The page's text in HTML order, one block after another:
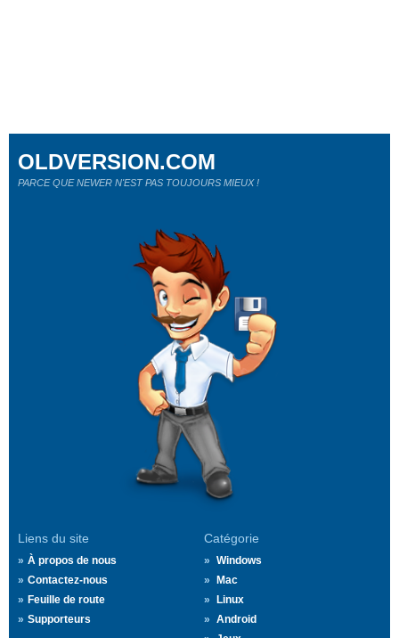
Liens du site
À propos de nous
Contactez-nous
Feuille de route
Supporteurs
Catégorie
Windows
Mac
Linux
Android
OLDVERSION.COM
PARCE QUE NEWER N'EST PAS TOUJOURS MIEUX !